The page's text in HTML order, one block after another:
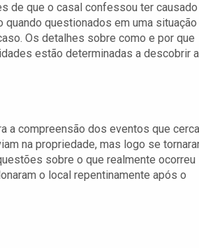
de que o casal confessou ter causado
questionados em uma situação
Os detalhes sobre como e por que
estão determinadas a descobrir a
a compreensão dos eventos que
na propriedade, mas logo se
sobre o que realmente ocorreu
o local repentinamente após o